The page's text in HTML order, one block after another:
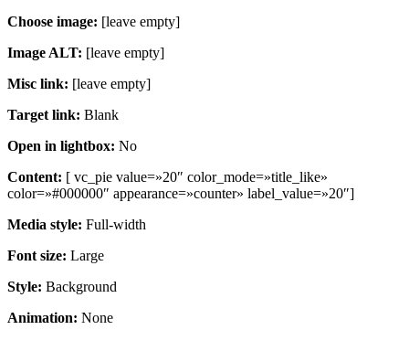
Choose image: [leave empty]
Image ALT: [leave empty]
Misc link: [leave empty]
Target link: Blank
Open in lightbox: No
Content: [ vc_pie value=»20″ color_mode=»title_like»
color=»#000000″ appearance=»counter» label_value=»20″]
Media style: Full-width
Font size: Large
Style: Background
Animation: None